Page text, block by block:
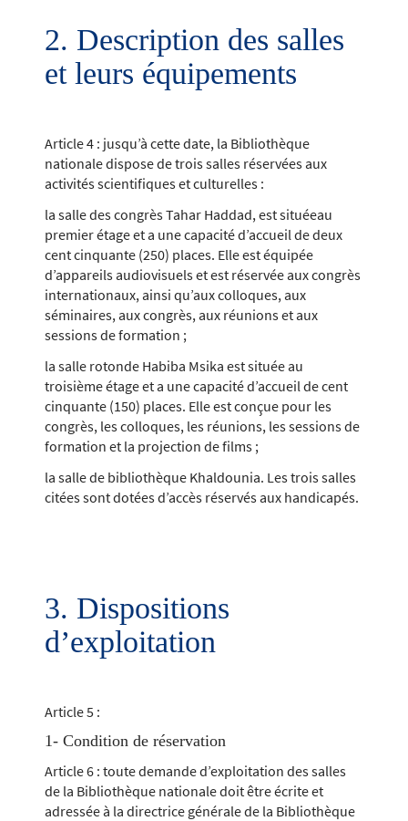
2. Description des salles
et leurs équipements
Article 4 : jusqu’à cette date, la Bibliothèque
nationale dispose de trois salles réservées aux
activités scientifiques et culturelles :
la salle des congrès Tahar Haddad, est situéeau
premier étage et a une capacité d’accueil de deux
cent cinquante (250) places. Elle est équipée
d’appareils audiovisuels et est réservée aux congrès
internationaux, ainsi qu’aux colloques, aux
séminaires, aux congrès, aux réunions et aux
sessions de formation ;
la salle rotonde Habiba Msika est située au
troisième étage et a une capacité d’accueil de cent
cinquante (150) places. Elle est conçue pour les
congrès, les colloques, les réunions, les sessions de
formation et la projection de films ;
la salle de bibliothèque Khaldounia. Les trois salles
citées sont dotées d’accès réservés aux handicapés.
3. Dispositions
d’exploitation
Article 5 :
1- Condition de réservation
Article 6 : toute demande d’exploitation des salles
de la Bibliothèque nationale doit être écrite et
adressée à la directrice générale de la Bibliothèque